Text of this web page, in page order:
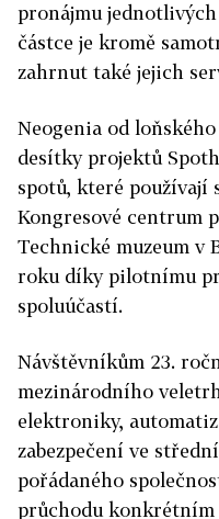
pronájmu
částce je kromě
zahrnut také jejich
Neogenia od
desítky projektů
spotů, které používají
Kongresové centrum
Technické muzeum v
roku díky pilotnímu
spoluúčastí.
Návštěvníkům 23.
mezinárodního
elektroniky,
zabezpečení ve
pořádaného
průchodu konkrétním